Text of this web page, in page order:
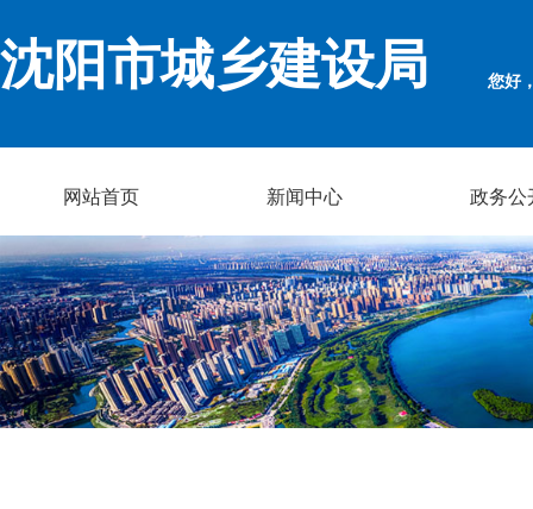
沈阳市城乡建设局 您好
网站首页 新闻中心 政务公